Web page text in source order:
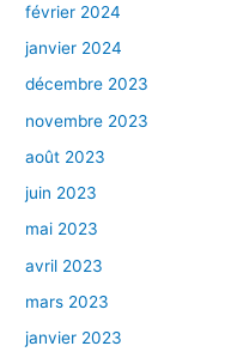
février 2024
janvier 2024
décembre 2023
novembre 2023
août 2023
juin 2023
mai 2023
avril 2023
mars 2023
janvier 2023